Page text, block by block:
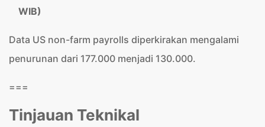
WIB)
Data US non-farm payrolls diperkirakan mengalami
penurunan dari 177.000 menjadi 130.000.
===
Tinjauan Teknikal